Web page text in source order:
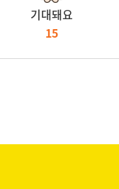
기대돼요
15